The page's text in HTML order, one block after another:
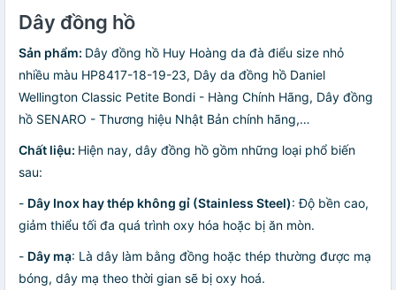
Dây đồng hồ
Sản phẩm: Dây đồng hồ Huy Hoàng da đà điểu size nhỏ
nhiều màu HP8417-18-19-23, Dây da đồng hồ Daniel
Wellington Classic Petite Bondi - Hàng Chính Hãng, Dây đồng
hồ SENARO - Thương hiệu Nhật Bản chính hãng,…
Chất liệu: Hiện nay, dây đồng hồ gồm những loại phổ biến
sau:
- Dây Inox hay thép không gỉ (Stainless Steel): Độ bền cao,
giảm thiểu tối đa quá trình oxy hóa hoặc bị ăn mòn.
- Dây mạ: Là dây làm bằng đồng hoặc thép thường được mạ
bóng, dây mạ theo thời gian sẽ bị oxy hoá.